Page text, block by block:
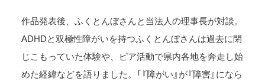
作品発表後、ふくとんぼさんと当法人の理事長が対談。
ADHDと双極性障がいを持つふくとんぼさんは過去に閉
じこもっていた体験や、ピア活動で県内各地を奔走し始
めた経緯などを語りました。「『障がい』が『障害』になら